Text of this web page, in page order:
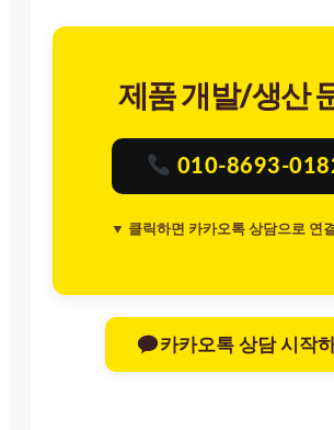
제품 개발/생산
010-8693-
▼ 클릭하면 카카오톡 상담으로 연
카카오톡 상담 시작하